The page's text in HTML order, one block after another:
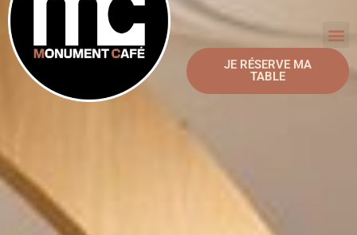
JE RÉSERVE MA
TABLE